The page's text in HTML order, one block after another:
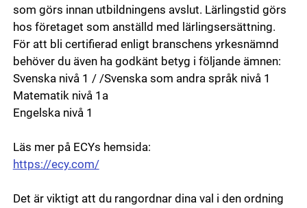
som görs innan utbildningens avslut. Lärlingstid görs
hos företaget som anställd med lärlingsersättning.
För att bli certifierad enligt branschens yrkesnämnd
behöver du även ha godkänt betyg i följande ämnen:
Svenska nivå 1 / /Svenska som andra språk nivå 1
Matematik nivå 1a
Engelska nivå 1
Läs mer på ECYs hemsida:
https://ecy.com/
Det är viktigt att du rangordnar dina val i den ordning